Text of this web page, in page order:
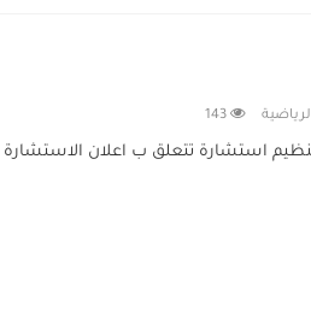
143
استشارة تتعلق ب اعلان الاستشارة 20.25تنزيل